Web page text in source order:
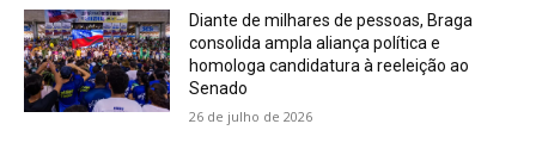
Diante de milhares de pessoas, Braga
consolida ampla aliança política e
homologa candidatura à reeleição ao
Senado
26 de julho de 2026